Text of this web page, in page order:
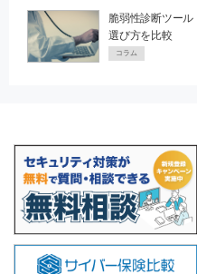
脆弱性診断ツール
選び方を比較
コラム